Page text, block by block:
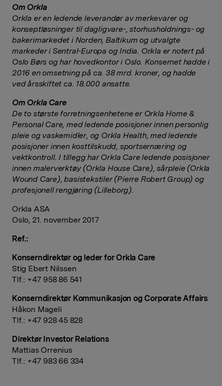
Om Orkla
Orkla er en ledende leverandør av merkevarer og
konseptløsninger til dagligvare-, storhusholdnings- og
bakerimarkedet i Norden, Baltikum og utvalgte
markeder i Sentral-Europa og India. Orkla er notert på
Oslo Børs og har hovedkontor i Oslo. Konsernet hadde i
2016 en omsetning på ca. 38 mrd. kroner, og hadde
ved årsskiftet ca. 18.000 ansatte.
Om Orkla Care
De to største forretningsenhetene er Orkla Home &
Personal Care, med ledende posisjoner innen personlig
pleie og vaskemidler, og Orkla Health, med ledende
posisjoner innen kosttilskudd, sportsernæring og
vektkontroll. I tillegg har Orkla Care ledende posisjoner
innen malerverktøy (Orkla House Care), sårpleie (Orkla
Wound Care), basistekstiler (Pierre Robert Group) og
profesjonell rengjøring (Lilleborg).
Orkla ASA
Oslo, 21. november 2017
Ref.:
Konserndirektør og leder for Orkla Care
Stig Ebert Nilssen
Tlf.: +47 958 86 541
Konserndirektør Kommunikasjon og Corporate Affairs
Håkon Mageli
Tlf.: +47 928 45 828
Direktør Investor Relations
Mattias Orrenius
Tlf.: +47 983 66 334